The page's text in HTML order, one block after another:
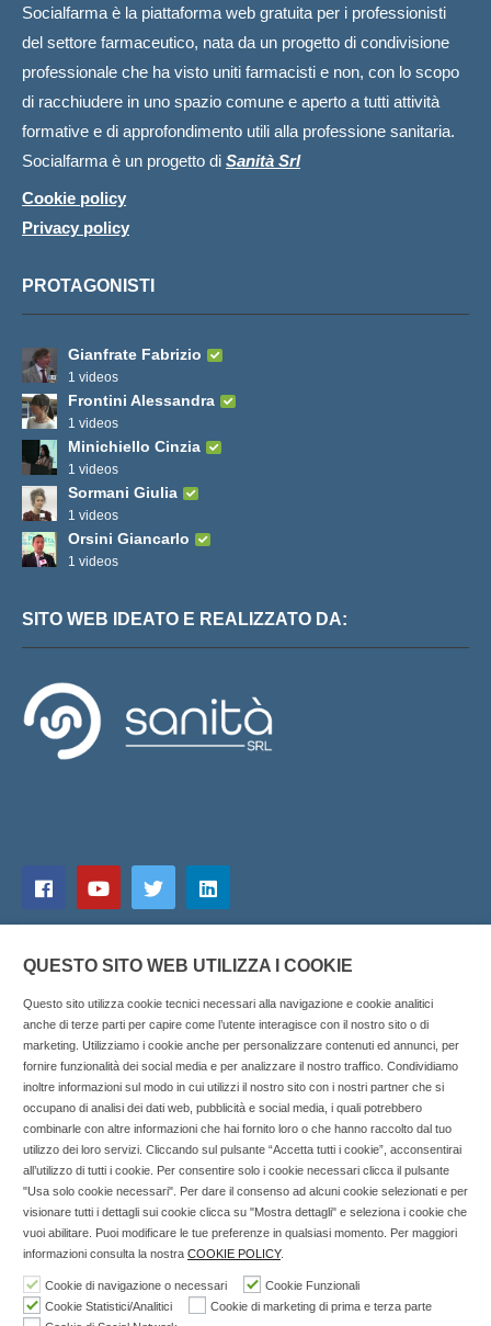
Socialfarma è la piattaforma web gratuita per i professionisti
del settore farmaceutico, nata da un progetto di condivisione
professionale che ha visto uniti farmacisti e non, con lo scopo
di racchiudere in uno spazio comune e aperto a tutti attività
formative e di approfondimento utili alla professione sanitaria.
Socialfarma è un progetto di Sanità Srl
Cookie policy
Privacy policy
PROTAGONISTI
Gianfrate Fabrizio
1 videos
Frontini Alessandra
1 videos
Minichiello Cinzia
1 videos
Sormani Giulia
1 videos
Orsini Giancarlo
1 videos
SITO WEB IDEATO E REALIZZATO DA:
Copyright © 2025 SOCIALFARMA - La piattaforma web per i
professionisti della farmacia. Tutti i diritti riservati.
Socialfarma.it è un marchio di Sanità S.r.l. Largo San
Francesco, 19 - 73041 Carmiano (LE) - Tel: 0832.093720 Cell:
3276346536 Cell: 3297281965 - P.iva: 04571460759 - Rea: LE-
302152 Iscritta al n° 1 del Registro della Stampa del Tribunale
di Lecce il 15/01/2015.
Nell'anno 2018 sono stati erogati €3.147,62 da Invitalia a saldo
QUESTO SITO WEB UTILIZZA I COOKIE
Questo sito utilizza cookie tecnici necessari alla navigazione e cookie analitici
anche di terze parti per capire come l’utente interagisce con il nostro sito o di
marketing. Utilizziamo i cookie anche per personalizzare contenuti ed annunci, per
fornire funzionalità dei social media e per analizzare il nostro traffico. Condividiamo
inoltre informazioni sul modo in cui utilizzi il nostro sito con i nostri partner che si
occupano di analisi dei dati web, pubblicità e social media, i quali potrebbero
combinarle con altre informazioni che hai fornito loro o che hanno raccolto dal tuo
utilizzo dei loro servizi. Cliccando sul pulsante “Accetta tutti i cookie”, acconsentirai
all’utilizzo di tutti i cookie. Per consentire solo i cookie necessari clicca il pulsante
"Usa solo cookie necessari". Per dare il consenso ad alcuni cookie selezionati e per
visionare tutti i dettagli sui cookie clicca su "Mostra dettagli" e seleziona i cookie che
vuoi abilitare. Puoi modificare le tue preferenze in qualsiasi momento. Per maggiori
informazioni consulta la nostra COOKIE POLICY.
Cookie di navigazione o necessari
Cookie Funzionali
Cookie Statistici/Analitici
Cookie di marketing di prima e terza parte